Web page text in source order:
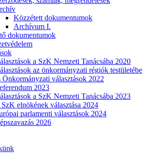
Közzétett dokumentumok
Archívum I.
dokumentumok
a SzK Nemzeti Tanácsába 2020
az önkormányzati régiók testületébe
Önkormányzati választások 2022
2023
a SzK Nemzeti Tanácsába 2023
elnökének választása 2024
parlamenti választások 2024
2026